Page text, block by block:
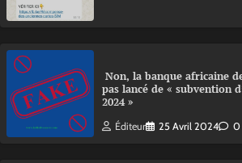
Non, la banque africaine
pas lancé de « subvention
2024 »
Éditeur 25 Avril 2024 0